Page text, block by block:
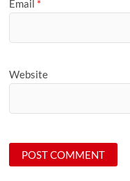
Email *
Website